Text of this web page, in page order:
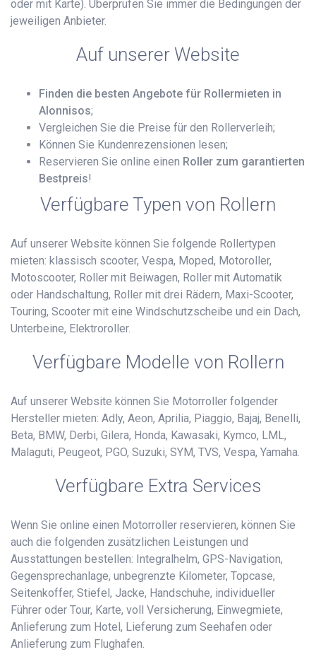
oder mit Karte). Überprüfen Sie immer die Bedingungen der
jeweiligen Anbieter.
Auf unserer Website
Finden die besten Angebote für Rollermieten in
Alonnisos;
Vergleichen Sie die Preise für den Rollerverleih;
Können Sie Kundenrezensionen lesen;
Reservieren Sie online einen Roller zum garantierten
Bestpreis!
Verfügbare Typen von Rollern
Auf unserer Website können Sie folgende Rollertypen
mieten: klassisch scooter, Vespa, Moped, Motoroller,
Motoscooter, Roller mit Beiwagen, Roller mit Automatik
oder Handschaltung, Roller mit drei Rädern, Maxi-Scooter,
Touring, Scooter mit eine Windschutzscheibe und ein Dach,
Unterbeine, Elektroroller.
Verfügbare Modelle von Rollern
Auf unserer Website können Sie Motorroller folgender
Hersteller mieten: Adly, Aeon, Aprilia, Piaggio, Bajaj, Benelli,
Beta, BMW, Derbi, Gilera, Honda, Kawasaki, Kymco, LML,
Malaguti, Peugeot, PGO, Suzuki, SYM, TVS, Vespa, Yamaha.
Verfügbare Extra Services
Wenn Sie online einen Motorroller reservieren, können Sie
auch die folgenden zusätzlichen Leistungen und
Ausstattungen bestellen: Integralhelm, GPS-Navigation,
Gegensprechanlage, unbegrenzte Kilometer, Topcase,
Seitenkoffer, Stiefel, Jacke, Handschuhe, individueller
Führer oder Tour, Karte, voll Versicherung, Einwegmiete,
Anlieferung zum Hotel, Lieferung zum Seehafen oder
Anlieferung zum Flughafen.